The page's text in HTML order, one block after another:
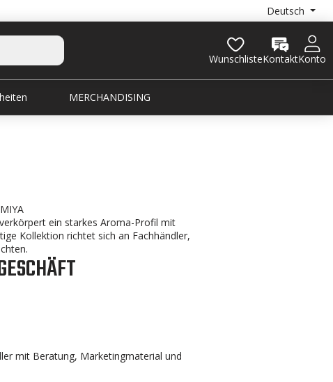
Deutsch
KontaktKonto
Wunschliste
MERCHANDISING
ein starkes Aroma-Profil mit
Kollektion richtet sich an Fachhändler,
mit Beratung, Marketingmaterial und